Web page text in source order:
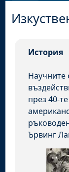
История
Научните
през 40-
Ървинг